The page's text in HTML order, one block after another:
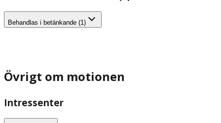
Behandlas i betänkande (1)
Övrigt om motionen
Intressenter